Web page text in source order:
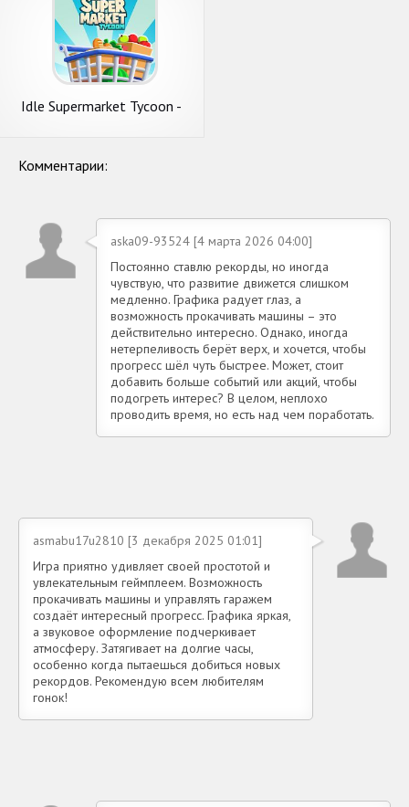
Idle Supermarket Tycoon -
Комментарии:
aska09-93524 [4 марта 2026 04:00]
Постоянно ставлю рекорды, но иногда
чувствую, что развитие движется слишком
медленно. Графика радует глаз, а
возможность прокачивать машины – это
действительно интересно. Однако, иногда
нетерпеливость берёт верх, и хочется, чтобы
прогресс шёл чуть быстрее. Может, стоит
добавить больше событий или акций, чтобы
подогреть интерес? В целом, неплохо
проводить время, но есть над чем поработать.
asmabu17u2810 [3 декабря 2025 01:01]
Игра приятно удивляет своей простотой и
увлекательным геймплеем. Возможность
прокачивать машины и управлять гаражем
создаёт интересный прогресс. Графика яркая,
а звуковое оформление подчеркивает
атмосферу. Затягивает на долгие часы,
особенно когда пытаешься добиться новых
рекордов. Рекомендую всем любителям
гонок!